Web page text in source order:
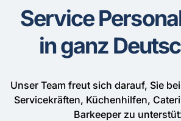
Service
in ganz
Unser Team freut sich darauf, Sie
Servicekräften, Küchenhilfen,
Barkeeper zu